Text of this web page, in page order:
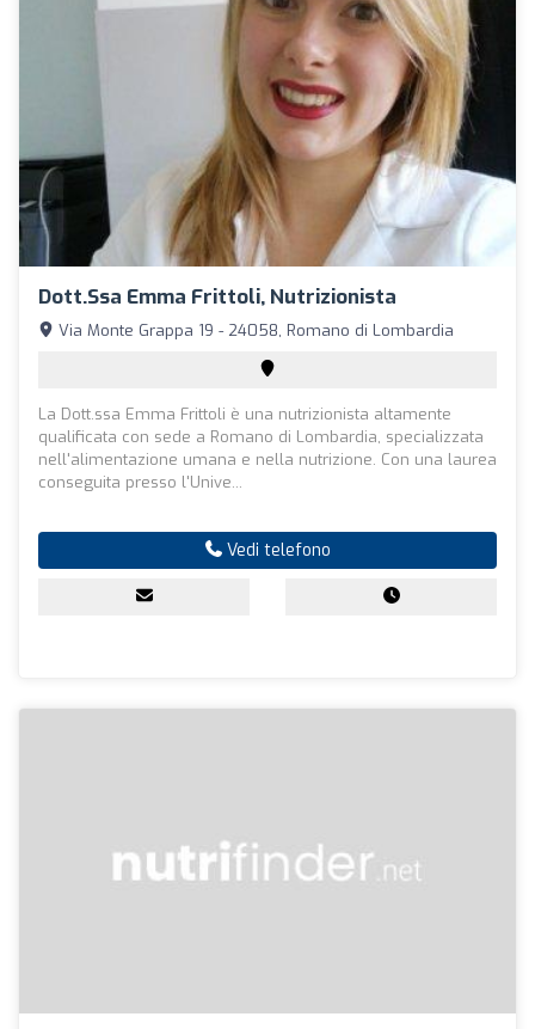
Dott.ssa Emma Frittoli, Nutrizionista
Via Monte Grappa 19 - 24058, Romano di Lombardia
La Dott.ssa Emma Frittoli è una nutrizionista altamente
qualificata con sede a Romano di Lombardia, specializzata
nell'alimentazione umana e nella nutrizione. Con una laurea
conseguita presso l'Unive...
Vedi telefono